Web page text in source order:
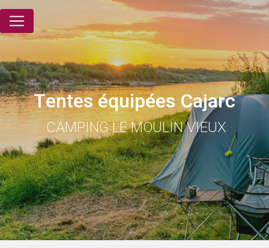
Tentes équipées Cajarc
CAMPING LE MOULIN VIEUX
Panneau de gestion des cookies